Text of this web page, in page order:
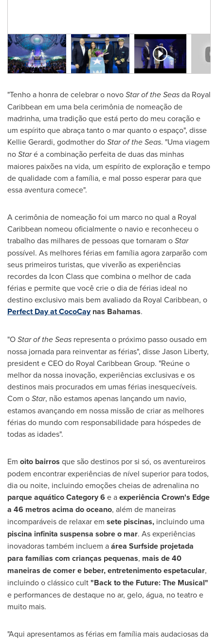
"Tenho a honra de celebrar o novoStar of the Seasda Royal
Caribbean em uma bela cerimônia de nomeação de
madrinha, uma tradição que está perto do meu coração e
um espírito que abraça tanto o mar quanto o espaço", disse
Kellie Gerardi, godmother doStar of the Seas. "Uma viagem
noStaré a combinação perfeita de duas das minhas
maiores paixões na vida, um espírito de exploração e tempo
de qualidade com a família, e mal posso esperar para que
essa aventura comece".
A cerimônia de nomeação foi um marco no qual a Royal
Caribbean nomeou oficialmente o navio e reconheceu o
trabalho das milhares de pessoas que tornaram oStar
possível. As melhores férias em família agora zarparão com
seus primeiros turistas, que viverão as experiências
recordes da Icon Class que combina o melhor de cada
férias e permite que você crie o dia de férias ideal no
destino exclusivo mais bem avaliado da Royal Caribbean, o
Perfect Day at CocoCay nas Bahamas.
"OStar of the Seas representa o próximo passo ousado em
nossa jornada para reinventar as férias", disseJason Liberty,
president e CEO do Royal Caribbean Group. "Reúne o
melhor da nossa inovação, experiências exclusivas e os
destinos mais procurados em umas férias inesquecíveis.
Com oStar, não estamos apenas lançando um navio,
estamos avançando em nossa missão de criar as melhores
férias do mundo com responsabilidade para hóspedes de
todas as idades".
Em oito bairros que são destinos por si só, os aventureiros
podem encontrar experiências de nível superior para todos,
dia ou noite, incluindo emoções cheias de adrenalina no
parqueaquático Category 6e aexperiência Crown's Edge
a 46 metros acima do oceano, além de maneiras
incomparáveis de relaxar em sete piscinas, incluindo uma
piscina infinita suspensa sobre o mar. As experiências
inovadoras também incluem aárea Surfside projetada
para famílias com crianças pequenas, mais de 40
maneiras de comer e beber, entretenimento espetacular,
incluindo o clássico cult"Back to the Future: The Musical"
e performances de destaque no ar, gelo, água, no teatro e
muito mais.
"Aqui apresentamos as férias em família mais audaciosas da